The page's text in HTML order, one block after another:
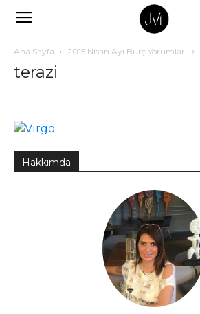
Ana Sayfa 2015 Nisan Ayı Burç Yorumları
terazi
Hakkımda